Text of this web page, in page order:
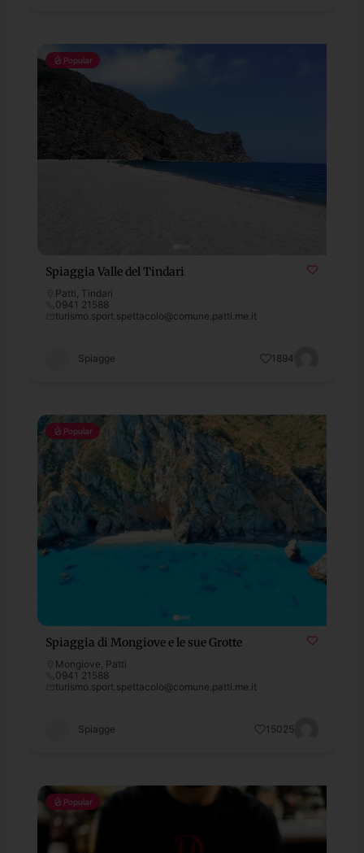
Popular
Spiaggia Valle del Tindari
Patti Tindari
0941 21588
turismo.sport.spettacolo@comune.patti.me.it
Spiagge 1894
Popular
Spiaggia di Mongiove e le sue Grotte
Mongiove Patti
0941 21588
turismo.sport.spettacolo@comune.patti.me.it
Spiagge 15025
Popular